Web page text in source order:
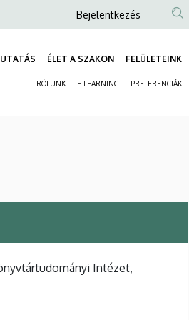
Anonim
fiók
Bejelentkezés
ÉLET A SZAKON FELÜLETEINK
RÓLUNK E-LEARNING PREFERENCIÁK
Intézet,